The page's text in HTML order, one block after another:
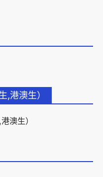
,港澳生）
澳生）